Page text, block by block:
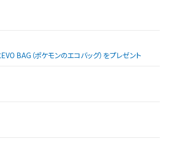
BAG（ポケモンのエコバッグ）をプレゼント